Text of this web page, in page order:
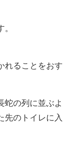
れることをおす
蛇の列に並ぶよ
先のトイレに入